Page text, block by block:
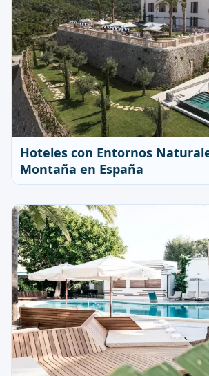
Hoteles con Entornos
Montaña en España